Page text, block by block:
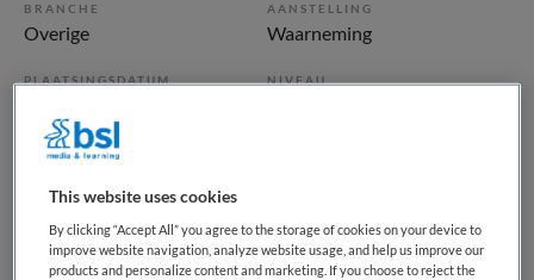
BRANCHE
Overige
AANSTELLING
Waarneming
PLAATSINGSDATUM NIVEAU
ERVARING
Vacature niet beschikbaar
This website uses cookies
By clicking “Accept All” you agree to the storage of cookies on your device to
improve website navigation, analyze website usage, and help us improve our
products and personalize content and marketing. If you choose to reject the